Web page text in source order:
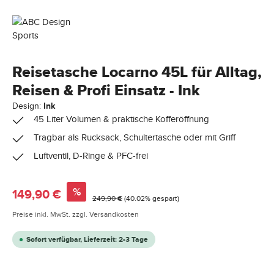
Reisetasche Locarno 45L für Alltag,
Reisen & Profi Einsatz - Ink
Design: Ink
45 Liter Volumen & praktische Kofferöffnung
Tragbar als Rucksack, Schultertasche oder mit Griff
Luftventil, D-Ringe & PFC-frei
Verkaufspreis:
149,90 € % Regulärer Preis:
249,90 €(40.02% gespart)
Preise inkl. MwSt. zzgl. Versandkosten
Sofort verfügbar, Lieferzeit: 2-3 Tage